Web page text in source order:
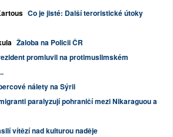
Co je jisté: Další teroristické útoky
Žaloba na Policii ČR
promluvil na protimuslimském
nálety na Sýrii
paralyzují pohraničí mezi Nikaraguou a
vítězí nad kulturou naděje